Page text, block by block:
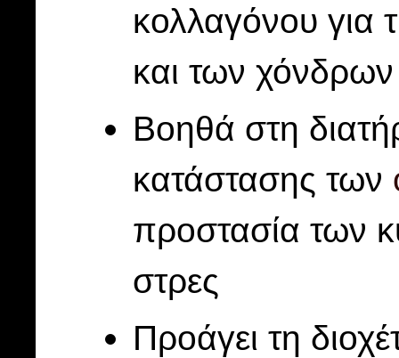
κολλαγόνου για
και των χόνδρων
Βοηθά στη
κατάστασης των
προστασία των
στρες
Προάγει τη